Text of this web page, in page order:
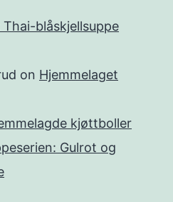
Thai-blåskjellsuppe
on Hjemmelaget
kjøttboller
Gulrot og